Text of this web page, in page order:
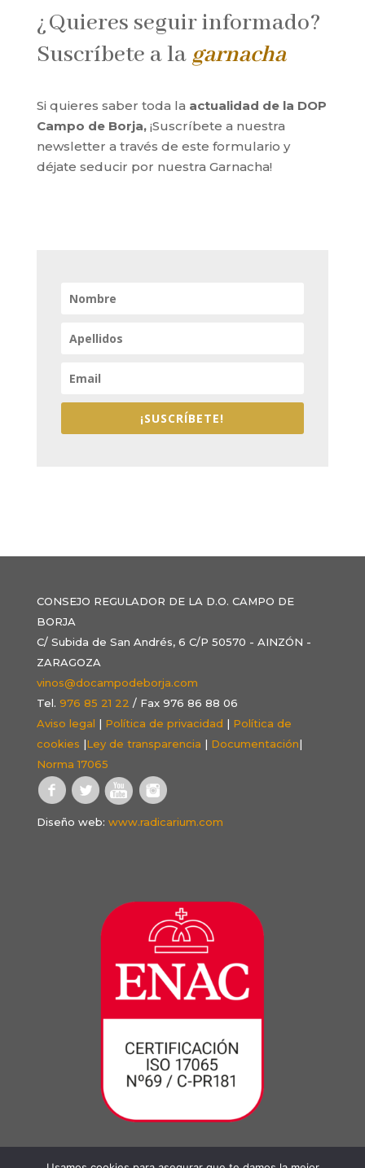
¿Quieres seguir informado?
Suscríbete a la garnacha
Si quieres saber toda la actualidad de la DOP
Campo de Borja,¡Suscríbete a nuestra
newsletter a través de este formulario y
déjate seducir por nuestra Garnacha!
¡SUSCRÍBETE!
CONSEJO REGULADOR DE LA D.O. CAMPO DE
BORJA
C/ Subida de San Andrés, 6 C/P 50570 - AINZÓN -
ZARAGOZA
vinos@docampodeborja.com
Tel. 976 85 21 22 / Fax 976 86 88 06
Aviso legal | Política de privacidad | Política de
cookies |Ley de transparencia | Documentación|
Norma 17065
Diseño web: www.radicarium.com